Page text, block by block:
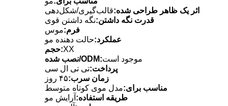
اثر یک ظاهر طراحی شده:قالب‌گیری/شکل‌دهی
قدرت نگه داشتن:نگه داشتن قوی
فرم:موس
عملکرد:حالت دهنده مو
حجم:XX
نصب شده/ODM:موجود است
پرداخت:تی تی ال سی
زمان سرب:۴۵ روز
مناسب برای:مدل موی کوتاه متوسط
طریقه استفاده: آرایش مو